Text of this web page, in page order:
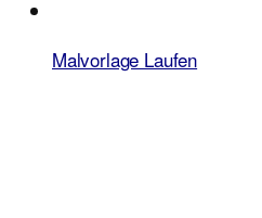
Malvorlage Laufen